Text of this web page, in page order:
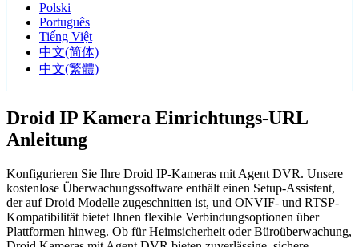
Polski
Português
Tiếng Việt
中文(简体)
中文(繁體)
Droid IP Kamera Einrichtungs-URL
Anleitung
Konfigurieren Sie Ihre Droid IP-Kameras mit Agent DVR. Unsere
kostenlose Überwachungssoftware enthält einen Setup-Assistent,
der auf Droid Modelle zugeschnitten ist, und ONVIF- und RTSP-
Kompatibilität bietet Ihnen flexible Verbindungsoptionen über
Plattformen hinweg. Ob für Heimsicherheit oder Büroüberwachung,